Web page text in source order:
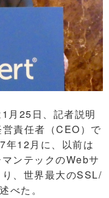
月25日、記者説明
責任者（CEO）で
年12月に、以前は
ンテックのWebサ
、世界最大のSSL/
べた。